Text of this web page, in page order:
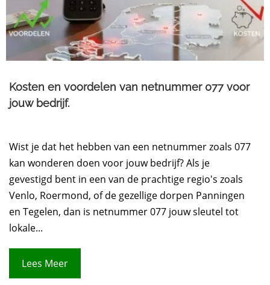
Kosten en voordelen van netnummer 077 voor
jouw bedrijf.​
Wist je dat het hebben van een netnummer zoals 077
kan wonderen doen voor jouw bedrijf? Als je
gevestigd bent in een van de prachtige regio's zoals
Venlo, Roermond, of de gezellige dorpen Panningen
en Tegelen, dan is netnummer 077 jouw sleutel tot
lokale...
Lees Meer